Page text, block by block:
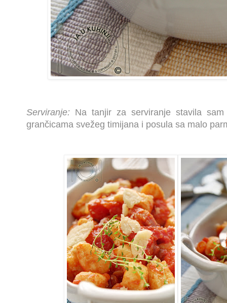
Serviranje: Na tanjir za serviranje stavila
grančicama svežeg timijana i posula sa malo